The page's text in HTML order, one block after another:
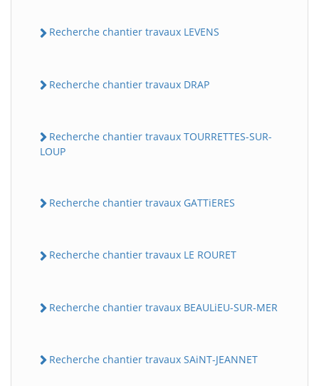
Recherche chantier travaux LEVENS
Recherche chantier travaux DRAP
Recherche chantier travaux TOURRETTES-SUR-
LOUP
Recherche chantier travaux GATTiERES
Recherche chantier travaux LE ROURET
Recherche chantier travaux BEAULiEU-SUR-MER
Recherche chantier travaux SAiNT-JEANNET